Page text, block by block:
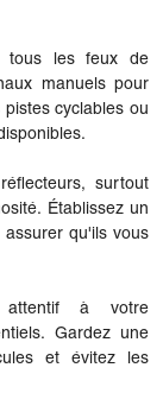
tous les feux de
manuels pour
cyclables ou
surtout
Établissez un
qu'ils vous
attentif à votre
Gardez une
et évitez les